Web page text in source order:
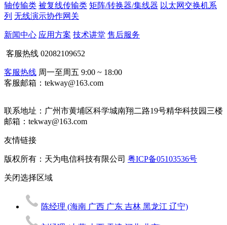
轴传输类 被复线传输类 矩阵/转换器/集线器 以太网交换机系
列 无线演示协作网关
新闻中心 应用方案 技术讲堂 售后服务
客服热线 02082109652
客服热线 周一至周五 9:00 ~ 18:00
客服邮箱：tekway@163.com
联系地址： 广州市黄埔区科学城南翔二路19号精华科技园三楼
邮箱：tekway@163.com
友情链接
版权所有：天为电信科技有限公司 粤ICP备05103536号
关闭选择区域
陈经理 (海南 广西 广东 吉林 黑龙江 辽宁)